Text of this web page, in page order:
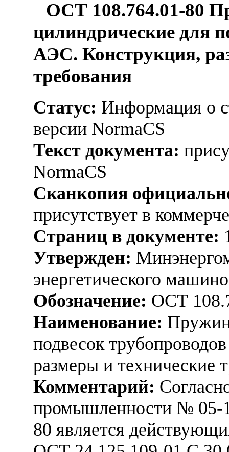
ОСТ 108.764.01-80
цилиндрические для
АЭС. Конструкция,
требования
Статус: Информация о
версии NormaCS
Текст документа:
NormaCS
Сканкопия
присутствует в
Страниц в документе:
Утвержден:
энергетического
Обозначение: ОСТ
Наименование:
подвесок
размеры и технические
Комментарий:
промышленности № 05-
80 является